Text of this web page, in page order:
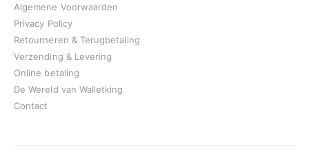
Algemene Voorwaarden
Privacy Policy
Retourneren & Terugbetaling
Verzending & Levering
Online betaling
De Wereld van Walletking
Contact